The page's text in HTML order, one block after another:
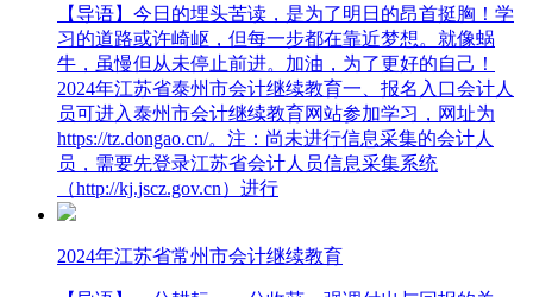
【导语】今日的埋头苦读，是为了明日的昂首挺胸！学
习的道路或许崎岖，但每一步都在靠近梦想。就像蜗
牛，虽慢但从未停止前进。加油，为了更好的自己！
2024年江苏省泰州市会计继续教育一、报名入口会计人
员可进入泰州市会计继续教育网站参加学习，网址为
https://tz.dongao.cn/。注：尚未进行信息采集的会计人
员，需要先登录江苏省会计人员信息采集系统
（http://kj.jscz.gov.cn）进行
2024年江苏省常州市会计继续教育